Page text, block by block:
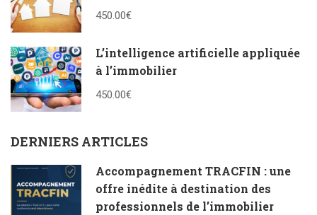
450.00€
L’intelligence artificielle appliquée
à l’immobilier
450.00€
DERNIERS ARTICLES
Accompagnement TRACFIN : une
offre inédite à destination des
professionnels de l’immobilier